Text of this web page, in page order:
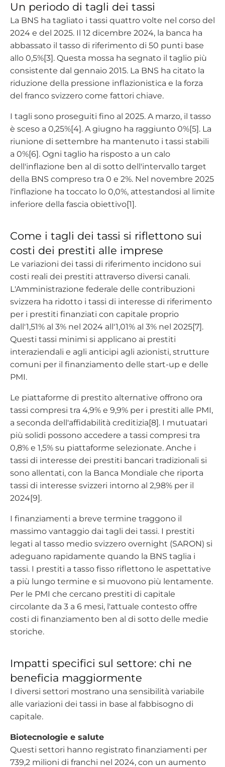
Un periodo di tagli dei tassi
La BNS ha tagliato i tassi quattro volte nel corso del
2024 e del 2025. Il 12 dicembre 2024, la banca ha
abbassato il tasso di riferimento di 50 punti base
allo 0,5%[3]. Questa mossa ha segnato il taglio più
consistente dal gennaio 2015. La BNS ha citato la
riduzione della pressione inflazionistica e la forza
del franco svizzero come fattori chiave.
I tagli sono proseguiti fino al 2025. A marzo, il tasso
è sceso a 0,25%[4]. A giugno ha raggiunto 0%[5]. La
riunione di settembre ha mantenuto i tassi stabili
a 0%[6]. Ogni taglio ha risposto a un calo
dell'inflazione ben al di sotto dell'intervallo target
della BNS compreso tra 0 e 2%. Nel novembre 2025
l'inflazione ha toccato lo 0,0%, attestandosi al limite
inferiore della fascia obiettivo[1].
Come i tagli dei tassi si riflettono sui
costi dei prestiti alle imprese
Le variazioni dei tassi di riferimento incidono sui
costi reali dei prestiti attraverso diversi canali.
L'Amministrazione federale delle contribuzioni
svizzera ha ridotto i tassi di interesse di riferimento
per i prestiti finanziati con capitale proprio
dall'1,51% al 3% nel 2024 all'1,01% al 3% nel 2025[7].
Questi tassi minimi si applicano ai prestiti
interaziendali e agli anticipi agli azionisti, strutture
comuni per il finanziamento delle start-up e delle
PMI.
Le piattaforme di prestito alternative offrono ora
tassi compresi tra 4,9% e 9,9% per i prestiti alle PMI,
a seconda dell'affidabilità creditizia[8]. I mutuatari
più solidi possono accedere a tassi compresi tra
0,8% e 1,5% su piattaforme selezionate. Anche i
tassi di interesse dei prestiti bancari tradizionali si
sono allentati, con la Banca Mondiale che riporta
tassi di interesse svizzeri intorno al 2,98% per il
2024[9].
I finanziamenti a breve termine traggono il
massimo vantaggio dai tagli dei tassi. I prestiti
legati al tasso medio svizzero overnight (SARON) si
adeguano rapidamente quando la BNS taglia i
tassi. I prestiti a tasso fisso riflettono le aspettative
a più lungo termine e si muovono più lentamente.
Per le PMI che cercano prestiti di capitale
circolante da 3 a 6 mesi, l'attuale contesto offre
costi di finanziamento ben al di sotto delle medie
storiche.
Impatti specifici sul settore: chi ne
beneficia maggiormente
I diversi settori mostrano una sensibilità variabile
alle variazioni dei tassi in base al fabbisogno di
capitale.
Biotecnologie e salute
Questi settori hanno registrato finanziamenti per
739,2 milioni di franchi nel 2024, con un aumento